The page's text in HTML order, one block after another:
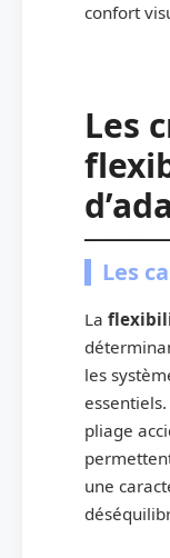
confort
Les
Les
La
les
pliage
une